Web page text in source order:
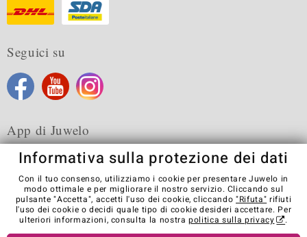
Seguici su
App di Juwelo
Condizioni generali di vendita Informativa Privacy
Cookies
Note legali
Contatti
Recedere dal contratto
Informativa sulla protezione dei dati
Con il tuo consenso, utilizziamo i cookie per presentare Juwelo in
modo ottimale e per migliorare il nostro servizio. Cliccando sul
pulsante "Accetta", accetti l'uso dei cookie, cliccando "Rifuta" rifiuti
l'uso dei cookie o decidi quale tipo di cookie desideri accettare. Per
ulteriori informazioni, consulta la nostrapolitica sulla privacy .